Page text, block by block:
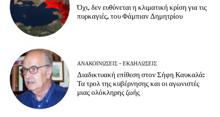
Όχι, δεν ευθύνεται η κλιματική κρίση για τις
πυρκαγιές, του Φάμπιαν Δημητρίου
ΑΝΑΚΟΙΝΩΣΕΙΣ - ΕΚΔΗΛΩΣΕΙΣ
Διαδικτυακή επίθεση στον Σήφη Καυκαλά:
Τα τρολ της κυβέρνησης και οι αγωνιστές
μιας ολόκληρης ζωής